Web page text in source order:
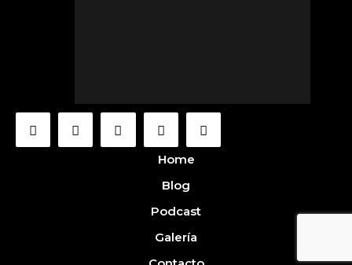
Home
Blog
Podcast
Galería